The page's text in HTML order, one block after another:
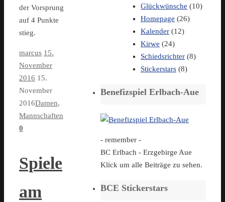
der Vorsprung
auf 4 Punkte
stieg.
marcus 15.
November
2016 15.
November
2016Damen,
Mannschaften
0
Spiele
am
Glückwünsche (10)
Homepage (26)
Kalender (12)
Kirwe (24)
Schiedsrichter (8)
Stickerstars (8)
Benefizspiel Erlbach-Aue
- remember -
BC Erlbach - Erzgebirge Aue
Klick um alle Beiträge zu sehen.
BCE Stickerstars